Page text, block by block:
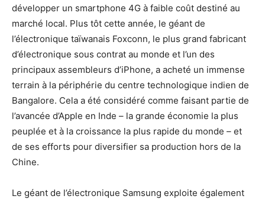
développer un smartphone 4G à faible coût destiné au
marché local. Plus tôt cette année, le géant de
l’électronique taïwanais Foxconn, le plus grand fabricant
d’électronique sous contrat au monde et l’un des
principaux assembleurs d’iPhone, a acheté un immense
terrain à la périphérie du centre technologique indien de
Bangalore. Cela a été considéré comme faisant partie de
l’avancée d’Apple en Inde – la grande économie la plus
peuplée et à la croissance la plus rapide du monde – et
de ses efforts pour diversifier sa production hors de la
Chine.
Le géant de l’électronique Samsung exploite également